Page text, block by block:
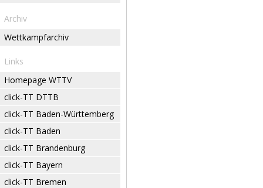
Archiv
Wettkampfarchiv
Links
Homepage WTTV
click-TT DTTB
click-TT Baden-Württemberg
click-TT Baden
click-TT Brandenburg
click-TT Bayern
click-TT Bremen